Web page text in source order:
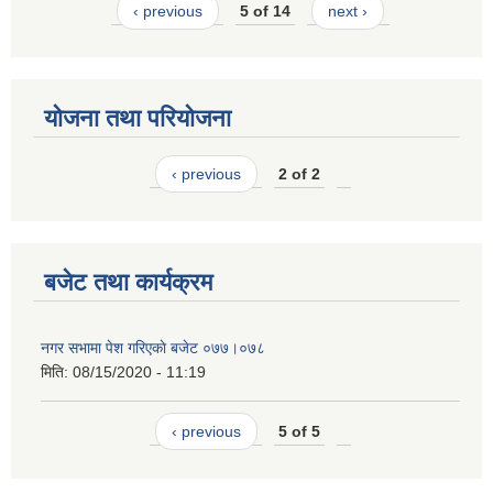
‹ previous 5 of 14 next ›
योजना तथा परियोजना
‹ previous 2 of 2
बजेट तथा कार्यक्रम
नगर सभामा पेश गरिएकाे बजेट ०७७।०७८
मिति: 08/15/2020 - 11:19
‹ previous 5 of 5